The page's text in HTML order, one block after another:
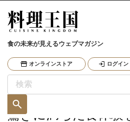
食の未来が見えるウェブマガジン
オンラインストア ログイン
驚きに満ちた食体験